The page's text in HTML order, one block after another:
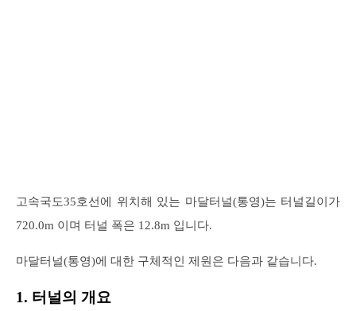
고속국도35호선에 위치해 있는 마달터널(통영)는 터널길이가
720.0m 이며 터널 폭은 12.8m 입니다.
마달터널(통영)에 대한 구체적인 제원은 다음과 같습니다.
1. 터널의 개요